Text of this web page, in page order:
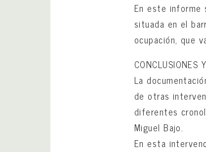
En este informe
situada en el
ocupación, que
CONCLUSIONES
La
de otras
diferentes
Miguel Bajo.
En esta